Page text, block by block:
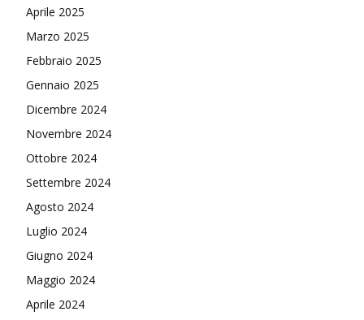
Aprile 2025
Marzo 2025
Febbraio 2025
Gennaio 2025
Dicembre 2024
Novembre 2024
Ottobre 2024
Settembre 2024
Agosto 2024
Luglio 2024
Giugno 2024
Maggio 2024
Aprile 2024